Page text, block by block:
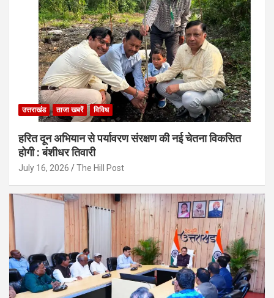
उत्तराखंड ताजा खबरें विविध
हरित दून अभियान से पर्यावरण संरक्षण की नई चेतना विकसित
होगी : बंशीधर तिवारी
July 16, 2026 The Hill Post